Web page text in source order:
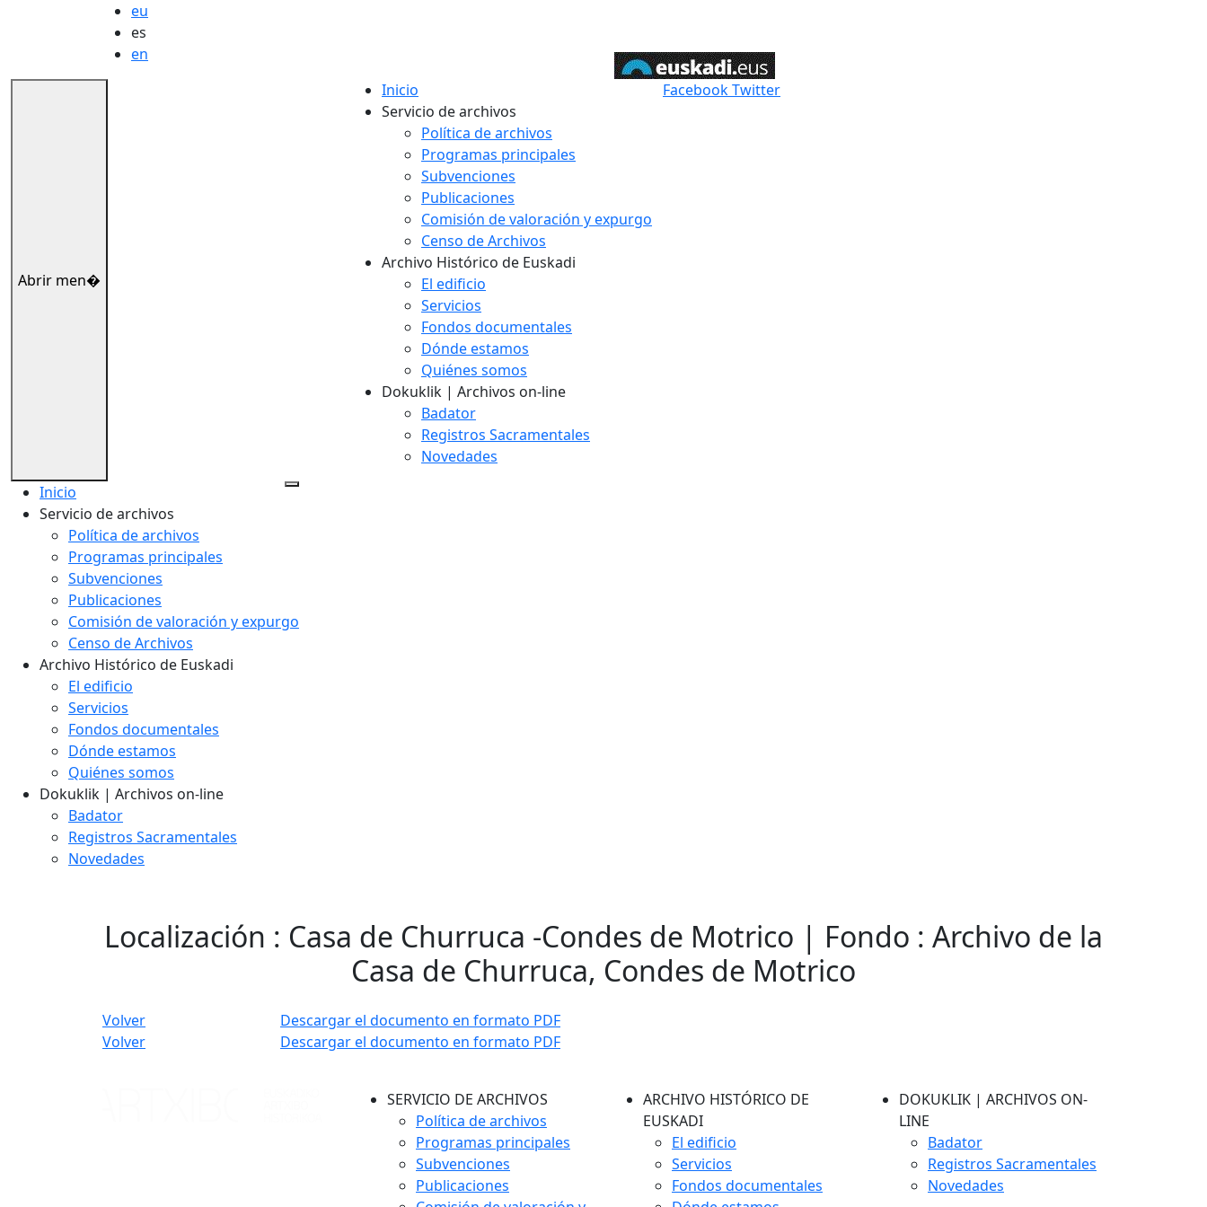
eu
es
en
Abrir men�
Inicio
Servicio de archivos
Política de archivos
Programas principales
Subvenciones
Publicaciones
Comisión de valoración y expurgo
Censo de Archivos
Archivo Histórico de Euskadi
El edificio
Servicios
Fondos documentales
Dónde estamos
Quiénes somos
Dokuklik | Archivos on-line
Badator
Registros Sacramentales
Novedades
FacebookTwitter
Inicio
Servicio de archivos
Política de archivos
Programas principales
Subvenciones
Publicaciones
Comisión de valoración y expurgo
Censo de Archivos
Archivo Histórico de Euskadi
El edificio
Servicios
Fondos documentales
Dónde estamos
Quiénes somos
Dokuklik | Archivos on-line
Badator
Registros Sacramentales
Novedades
Localización : Casa de Churruca -Condes de Motrico | Fondo : Archivo de la
Casa de Churruca, Condes de Motrico
Volver
Descargar el documento en formato PDF
Volver
Descargar el documento en formato PDF
SERVICIO DE ARCHIVOS
Política de archivos
Programas principales
Subvenciones
Publicaciones
ARCHIVO HISTÓRICO DE
EUSKADI
El edificio
Servicios
Fondos documentales
DOKUKLIK | ARCHIVOS ON-
LINE
Badator
Registros Sacramentales
Novedades